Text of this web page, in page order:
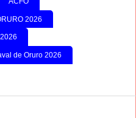
2026
de Oruro 2026